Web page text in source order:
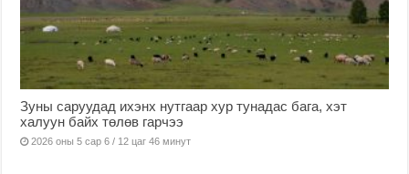
Зуны саруудад ихэнх нутгаар хур тунадас бага, хэт
халуун байх төлөв гарчээ
2026 оны 5 сар 6 / 12 цаг 46 минут